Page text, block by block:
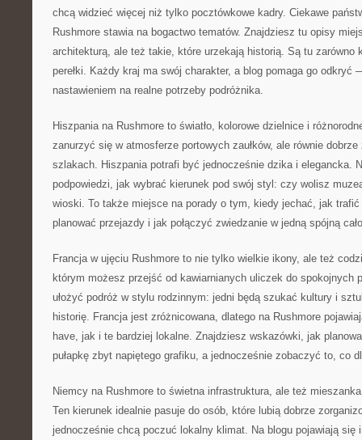
chcą widzieć więcej niż tylko pocztówkowe kadry. Ciekawe
Rushmore stawia na bogactwo tematów. Znajdziesz tu opisy
architekturą, ale też takie, które urzekają historią. Są tu zarówno
perełki. Każdy kraj ma swój charakter, a blog pomaga go
nastawieniem na realne potrzeby podróżnika.
Hiszpania na Rushmore to światło, kolorowe dzielnice i
zanurzyć się w atmosferze portowych zaułków, ale równie
szlakach. Hiszpania potrafi być jednocześnie dzika i elegancka.
podpowiedzi, jak wybrać kierunek pod swój styl: czy wolisz
wioski. To także miejsce na porady o tym, kiedy jechać, jak
planować przejazdy i jak połączyć zwiedzanie w jedną spójną
Francja w ujęciu Rushmore to nie tylko wielkie ikony, ale też
którym możesz przejść od kawiarnianych uliczek do spokojnych
ułożyć podróż w stylu rodzinnym: jedni będą szukać kultury i
historię. Francja jest zróżnicowana, dlatego na Rushmore
have, jak i te bardziej lokalne. Znajdziesz wskazówki, jak
pułapkę zbyt napiętego grafiku, a jednocześnie zobaczyć to, co
Niemcy na Rushmore to świetna infrastruktura, ale też
Ten kierunek idealnie pasuje do osób, które lubią dobrze
jednocześnie chcą poczuć lokalny klimat. Na blogu pojawiają się